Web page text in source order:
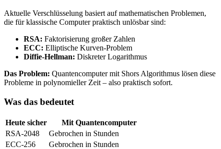
Aktuelle Verschlüsselung basiert auf mathematischen Problemen,
die für klassische Computer praktisch unlösbar sind:
RSA: Faktorisierung großer Zahlen
ECC: Elliptische Kurven-Problem
Diffie-Hellman: Diskreter Logarithmus
Das Problem: Quantencomputer mit Shors Algorithmus lösen diese
Probleme in polynomieller Zeit – also praktisch sofort.
Was das bedeutet
Heute sicher
Mit Quantencomputer
RSA-2048
Gebrochen in Stunden
ECC-256
Gebrochen in Stunden